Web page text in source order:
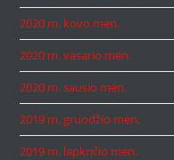
2020 m. kovo mėn.
2020 m. vasario mėn.
2020 m. sausio mėn.
2019 m. gruodžio mėn.
2019 m. lapkričio mėn.